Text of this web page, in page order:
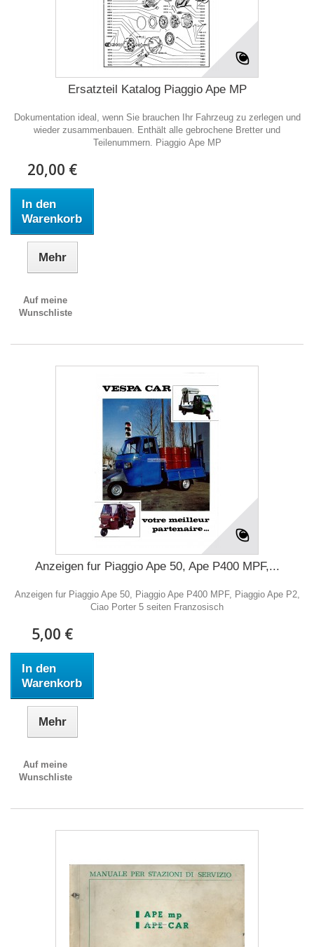
Ersatzteil Katalog Piaggio Ape MP
Dokumentation ideal, wenn Sie brauchen Ihr Fahrzeug zu zerlegen und
wieder zusammenbauen. Enthält alle gebrochene Bretter und
Teilenummern. Piaggio Ape MP
20,00 €
In den
Warenkorb
Mehr
Auf meine
Wunschliste
Anzeigen fur Piaggio Ape 50, Ape P400 MPF,...
Anzeigen fur Piaggio Ape 50, Piaggio Ape P400 MPF, Piaggio Ape P2,
Ciao Porter 5 seiten Franzosisch
5,00 €
In den
Warenkorb
Mehr
Auf meine
Wunschliste